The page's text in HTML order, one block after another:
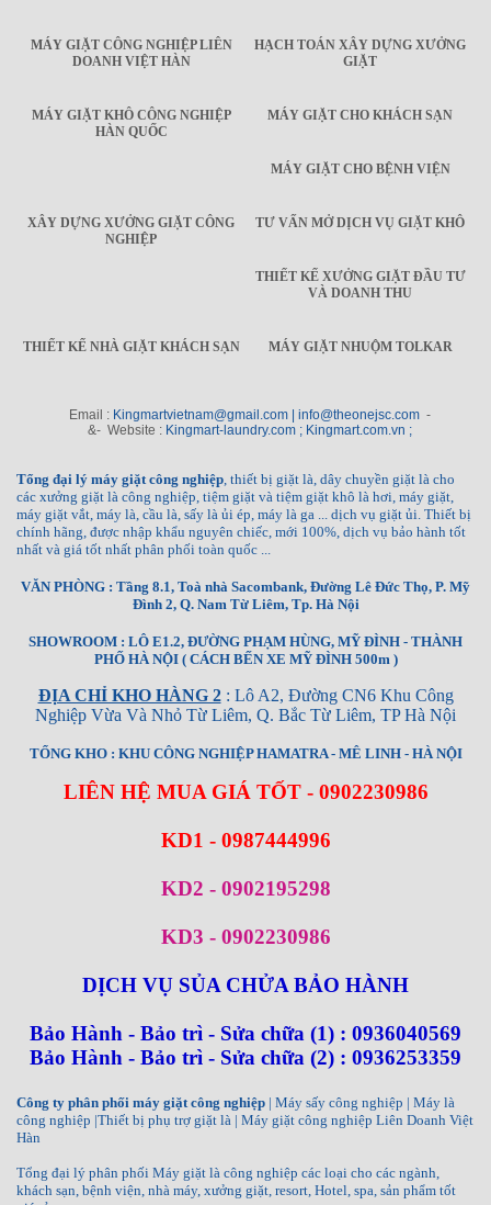
MÁY GIẶT CÔNG NGHIỆP LIÊN
DOANH VIỆT HÀN
HẠCH TOÁN XÂY DỰNG XƯỞNG
GIẶT
MÁY GIẶT KHÔ CÔNG NGHIỆP
HÀN QUỐC
MÁY GIẶT CHO KHÁCH SẠN
MÁY GIẶT CHO BỆNH VIỆN
XÂY DỰNG XƯỞNG GIẶT CÔNG
NGHIỆP
TƯ VẤN MỞ DỊCH VỤ GIẶT KHÔ
THIẾT KẾ XƯỞNG GIẶT ĐẦU TƯ
VÀ DOANH THU
THIẾT KẾ NHÀ GIẶT KHÁCH SẠN MÁY GIẶT NHUỘM TOLKAR
Email : Kingmartvietnam@gmail.com | info@theonejsc.com -
&- Website : Kingmart-laundry.com ; Kingmart.com.vn ;
Tổng đại lý máy giặt công nghiệp , thiết bị giặt là, dây chuyền giặt là cho
các xưởng giặt là công nghiệp, tiệm giặt và tiệm giặt khô là hơi, máy giặt,
máy giặt vắt, máy là, cầu là, sấy là ủi ép, máy là ga ... dịch vụ giặt ủi. Thiết bị
chính hãng, được nhập khẩu nguyên chiếc, mới 100%, dịch vụ bảo hành tốt
nhất và giá tốt nhất phân phối toàn quốc ...
VĂN PHÒNG : Tầng 8.1, Toà nhà Sacombank, Đường Lê Đức Thọ, P. Mỹ
Đình 2, Q. Nam Từ Liêm, Tp. Hà Nội
SHOWROOM : LÔ E1.2, ĐƯỜNG PHẠM HÙNG, MỸ ĐÌNH - THÀNH
PHỐ HÀ NỘI ( CÁCH BẾN XE MỸ ĐÌNH 500m )
ĐỊA CHỈ KHO HÀNG 2: Lô A2, Đường CN6 Khu Công
Nghiệp Vừa Và Nhỏ Từ Liêm, Q. Bắc Từ Liêm, TP Hà Nội
TỔNG KHO : KHU CÔNG NGHIỆP HAMATRA - MÊ LINH - HÀ NỘI
LIÊN HỆ MUA GIÁ TỐT - 0902230986
KD1 - 0987444996
KD2 - 0902195298
KD3 - 0902230986
DỊCH VỤ SỦA CHỬA BẢO HÀNH
Bảo Hành - Bảo trì - Sửa chữa (1) : 0936040569
Bảo Hành - Bảo trì - Sửa chữa (2) : 0936253359
Công ty phân phối máy giặt công nghiệp | Máy sấy công nghiệp | Máy là
công nghiệp |Thiết bị phụ trợ giặt là | Máy giặt công nghiệp Liên Doanh Việt
Hàn
Tổng đại lý phân phối Máy giặt là công nghiệp các loại cho các ngành,
khách sạn, bệnh viện, nhà máy, xưởng giặt, resort, Hotel, spa, sản phẩm tốt